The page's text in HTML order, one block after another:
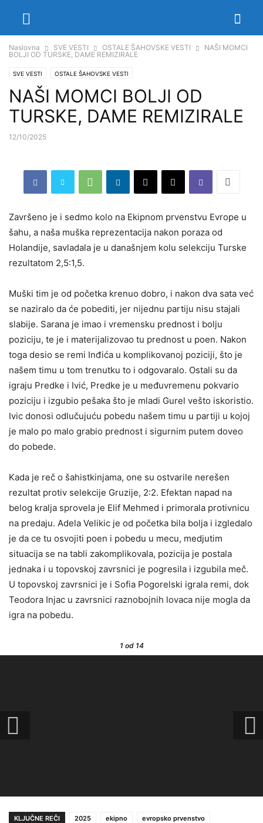
Naslovna SVE VESTI OSTALE ŠAHOVSKE VESTI
NAŠI MOMCI
BOLJI OD TURSKE, DAME REMIZIRALE
SVE VESTI OSTALE ŠAHOVSKE VESTI
NAŠI MOMCI BOLJI OD
TURSKE, DAME REMIZIRALE
12/10/2025
Završeno je i sedmo kolo na Ekipnom prvenstvu Evrope u
šahu, a naša muška reprezentacija nakon poraza od
Holandije, savladala je u današnjem kolu selekciju Turske
rezultatom 2,5:1,5.
Muški tim je od početka krenuo dobro, i nakon dva sata već
se naziralo da će pobediti, jer nijednu partiju nisu stajali
slabije. Sarana je imao i vremensku prednost i bolju
poziciju, te je i materijalizovao tu prednost u poen. Nakon
toga desio se remi Inđića u komplikovanoj poziciji, što je
našem timu u tom trenutku to i odgovaralo. Ostali su da
igraju Predke i Ivić, Predke je u međuvremenu pokvario
poziciju i izgubio pešaka što je mladi Gurel vešto iskoristio.
Ivic donosi odlučujuću pobedu našem timu u partiji u kojoj
je malo po malo grabio prednost i sigurnim putem doveo
do pobede.
Kada je reč o šahistkinjama, one su ostvarile nerešen
rezultat protiv selekcije Gruzije, 2:2. Efektan napad na
belog kralja sprovela je Elif Mehmed i primorala protivnicu
na predaju. Adela Velikic je od početka bila bolja i izgledalo
je da ce tu osvojiti poen i pobedu u mecu, medjutim
situacija se na tabli zakomplikovala, pozicija je postala
jednaka i u topovskoj zavrsnici je pogresila i izgubila meč.
U topovskoj zavrsnici je i Sofia Pogorelski igrala remi, dok
Teodora Injac u zavrsnici raznobojnih lovaca nije mogla da
igra na pobedu.
1od 14
KLJUČNE REČI 2025 ekipno
evropsko prvenstvo